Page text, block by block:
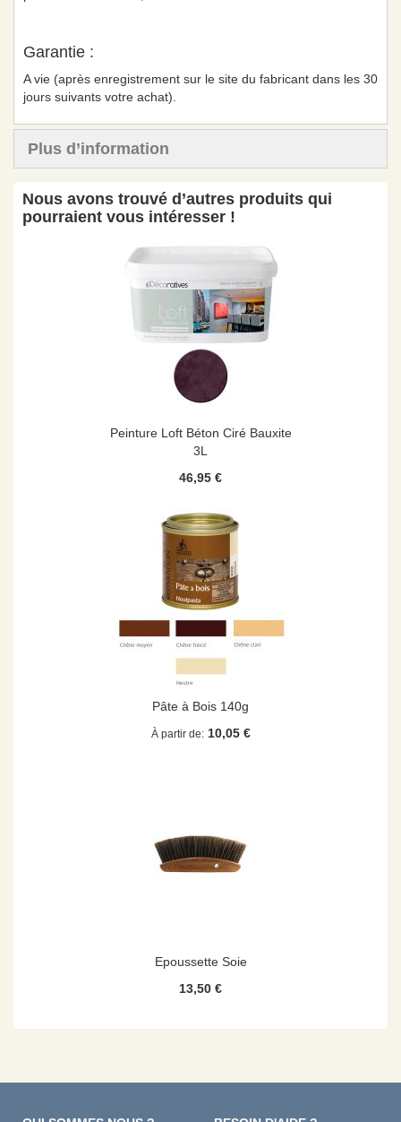
Garantie :
A vie (après enregistrement sur le site du fabricant dans les 30
jours suivants votre achat).
Plus d’information
Nous avons trouvé d’autres produits qui
pourraient vous intéresser !
Peinture Loft Béton Ciré Bauxite
3L
46,95 €
Pâte à Bois 140g
À partir de 10,05 €
Epoussette Soie
13,50 €